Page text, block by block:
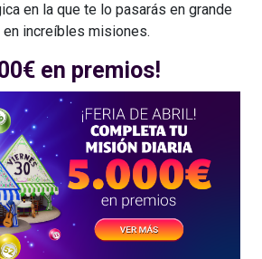
en la que te lo pasarás en grande
increíbles misiones.
en premios!